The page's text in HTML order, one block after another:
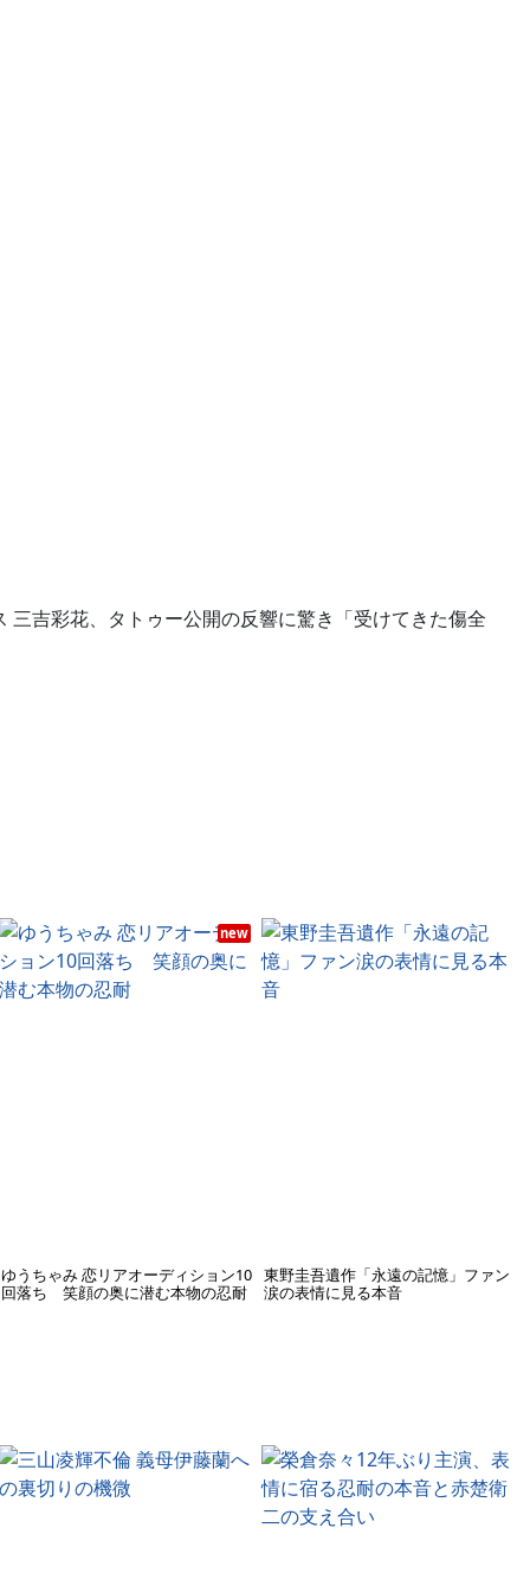
吉彩花、タトゥー公開の反響に驚き「受けてきた傷全
new
ゆうちゃみ 恋リアオーディション10
回落ち 笑顔の奥に潜む本物の忍耐
東野圭吾遺作「永遠の記憶」ファン
涙の表情に見る本音